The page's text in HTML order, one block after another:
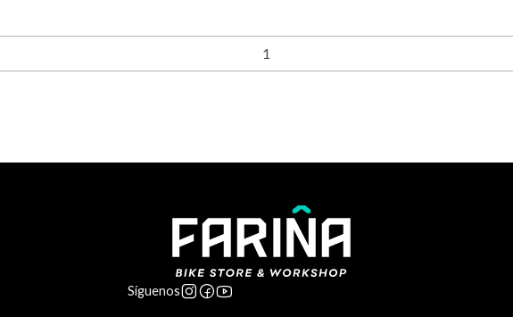
Síguenos